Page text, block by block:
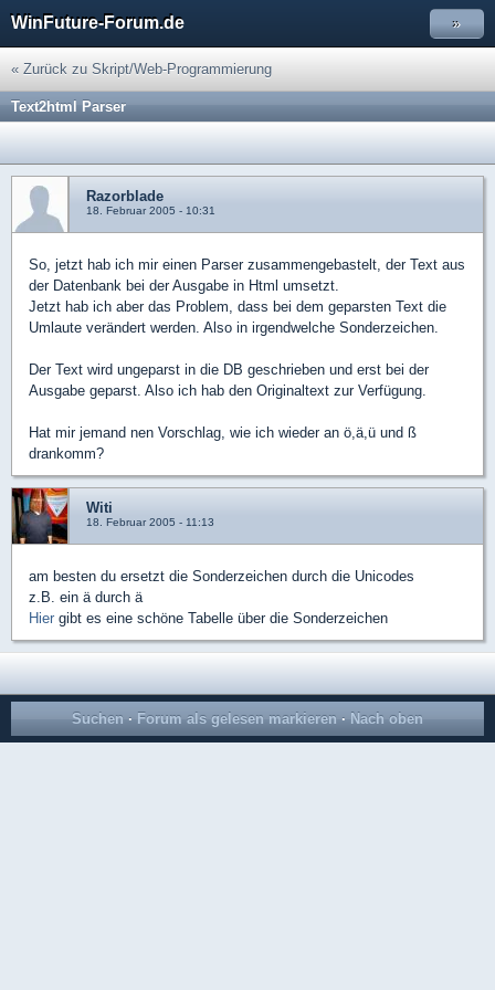
WinFuture-Forum.de »
« Zurück zu Skript/Web-Programmierung
Text2html Parser
Razorblade
18. Februar 2005 - 10:31
So, jetzt hab ich mir einen Parser zusammengebastelt, der Text aus
der Datenbank bei der Ausgabe in Html umsetzt.
Jetzt hab ich aber das Problem, dass bei dem geparsten Text die
Umlaute verändert werden. Also in irgendwelche Sonderzeichen.
Der Text wird ungeparst in die DB geschrieben und erst bei der
Ausgabe geparst. Also ich hab den Originaltext zur Verfügung.
Hat mir jemand nen Vorschlag, wie ich wieder an ö,ä,ü und ß
drankomm?
Witi
18. Februar 2005 - 11:13
am besten du ersetzt die Sonderzeichen durch die Unicodes
z.B. ein ä durch ä
Hier gibt es eine schöne Tabelle über die Sonderzeichen
Suchen · Forum als gelesen markieren · Nach oben